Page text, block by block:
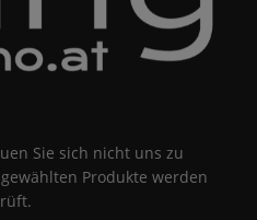
Sie sich nicht uns zu
Produkte werden